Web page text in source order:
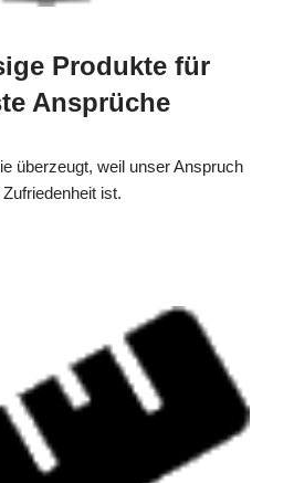
Produkte für
Ansprüche
überzeugt, weil unser Anspruch
Zufriedenheit ist.